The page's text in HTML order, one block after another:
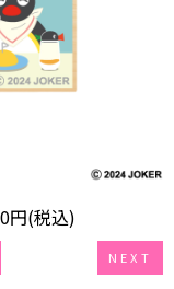
円(税込)
NEXT